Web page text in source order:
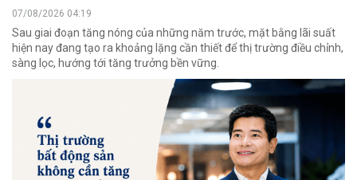
07/08/2026 04:19
Sau giai đoạn tăng nóng của những năm trước, mặt bằng lãi suất
hiện nay đang tạo ra khoảng lặng cần thiết để thị trường điều chỉnh,
sàng lọc, hướng tới tăng trưởng bền vững.